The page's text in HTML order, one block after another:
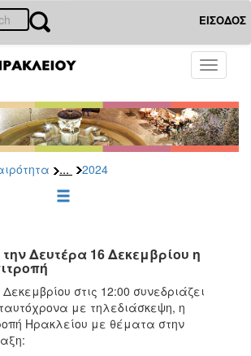
ΕΙΣΟΔΟΣ
Toggle
... 2024
Δευτέρα 16 Δεκεμβρίου η
στις 12:00 συνεδριάζει
με τηλεδιάσκεψη, η
Ηρακλείου με θέματα στην